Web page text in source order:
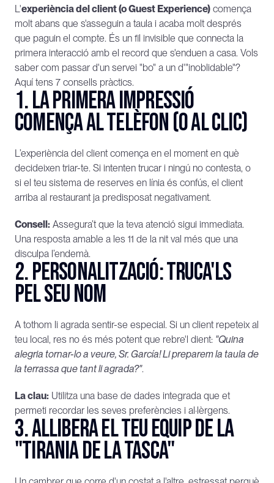
L'experiència del client (o Guest Experience) comença
molt abans que s'asseguin a taula i acaba molt després
que paguin el compte. És un fil invisible que connecta la
primera interacció amb el record que s'enduen a casa. Vols
saber com passar d'un servei "bo" a un d'"inoblidable"?
Aquí tens 7 consells pràctics.
1. La primera impressió
comença al telèfon (o al clic)
L’experiència del client comença en el moment en què
decideixen triar-te. Si intenten trucar i ningú no contesta, o
si el teu sistema de reserves en línia és confús, el client
arriba al restaurant ja predisposat negativament.
Consell: Assegura’t que la teva atenció sigui immediata.
Una resposta amable a les 11 de la nit val més que una
disculpa l’endemà.
2. Personalització: Truca'ls
pel seu nom
A tothom li agrada sentir-se especial. Si un client repeteix al
teu local, res no és més potent que rebre'l dient: "Quina
alegria tornar-lo a veure, Sr. García! Li preparem la taula de
la terrassa que tant li agrada?".
La clau: Utilitza una base de dades integrada que et
permeti recordar les seves preferències i al·lèrgens.
3. Allibera el teu equip de la
"tirania de la tasca"